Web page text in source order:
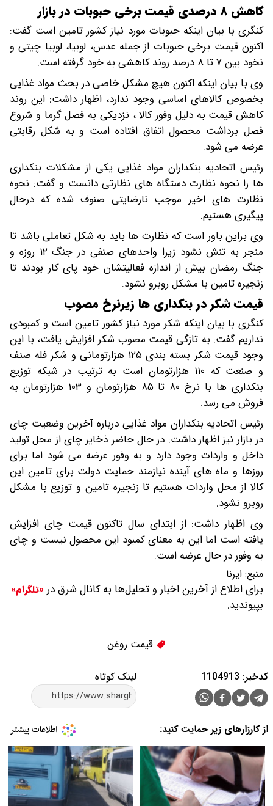
کاهش ۸ درصدی قیمت برخی حبوبات در بازار
کنگری با بیان اینکه حبوبات مورد نیاز کشور تامین است گفت:
اکنون قیمت برخی حبوبات از جمله عدس، لوبیا، لوبیا چیتی و
نخود بین ۷ تا ۸ درصد روند کاهشی به خود گرفته است.
وی با بیان اینکه اکنون هیچ مشکل خاصی در بحث مواد غذایی
بخصوص کالاهای اساسی وجود ندارد، اظهار داشت: این روند
کاهش قیمت به دلیل وفور کالا ، نزدیکی به فصل گرما و شروع
فصل برداشت محصول اتفاق افتاده است و به شکل رقابتی
عرضه می شود.
رئیس اتحادیه بنکداران مواد غذایی یکی از مشکلات بنکداری
ها را نحوه نظارت دستگاه های نظارتی دانست و گفت: نحوه
نظارت های اخیر موجب نارضایتی صنوف شده که درحال
پیگیری هستیم.
وی براین باور است که نظارت ها باید به شکل تعاملی باشد تا
منجر به تنش نشود زیرا واحدهای صنفی در جنگ ۱۲ روزه و
جنگ رمضان بیش از اندازه فعالیتشان خود پای کار بودند تا
زنجیره تامین با مشکل روبرو نشود.
قیمت شکر در بنکداری ها زیرنرخ مصوب
کنگری با بیان اینکه شکر مورد نیاز کشور تامین است و کمبودی
نداریم گفت: به تازگی قیمت مصوب شکر افزایش یافت، با این
وجود قیمت شکر بسته بندی ۱۲۵ هزارتومانی و شکر فله صنف
و صنعت که ۱۱۰ هزارتومان است به ترتیب در شبکه توزیع
بنکداری ها با نرخ ۸۰ تا ۸۵ هزارتومان و ۱۰۳ هزارتومان به
فروش می رسد.
رئیس اتحادیه بنکداران مواد غذایی درباره آخرین وضعیت چای
در بازار نیز اظهار داشت: در حال حاضر ذخایر چای از محل تولید
داخل و واردات وجود دارد و به وفور عرضه می شود اما برای
روزها و ماه های آینده نیازمند حمایت دولت برای تامین این
کالا از محل واردات هستیم تا زنجیره تامین و توزیع با مشکل
روبرو نشود.
وی اظهار داشت: از ابتدای سال تاکنون قیمت چای افزایش
یافته است اما این به معنای کمبود این محصول نیست و چای
به وفور در حال عرضه است.
منبع: ایرنا
برای اطلاع از آخرین اخبار و تحلیل‌ها به کانال شرق در «تلگرام»
بپیوندید.
قیمت روغن
لینک کوتاه کدخبر: 1104913
از کارزارهای زیر حمایت کنید: